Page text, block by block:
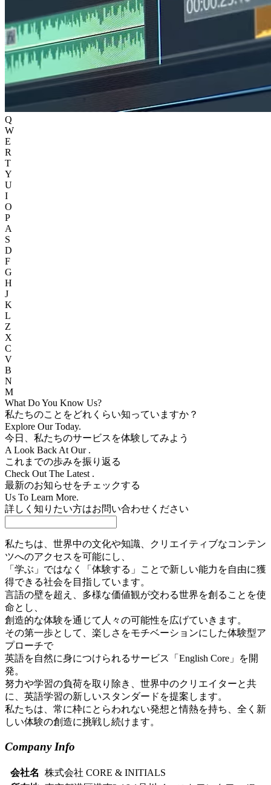
Q
W
E
R
T
Y
U
I
O
P
A
S
D
F
G
H
J
K
L
Z
X
C
V
B
N
M
What Do You Know Us?
私たちのことをどれくらい知っていますか？
Explore OurToday.
今日、私たちのサービスを体験してみよう
A Look Back At Our .
これまでの歩みを振り返る
Check Out The Latest .
最新のお知らせをチェックする
Us To Learn More.
詳しく知りたい方はお問い合わせください
私たちは、世界中の文化や知識、クリエイティブなコンテン
ツへのアクセスを可能にし、
「学ぶ」ではなく「体験する」ことで新しい能力を自由に獲
得できる社会を目指しています。
言語の壁を超え、多様な価値観が交わる世界を創ることを使
命とし、
創造的な体験を通じて人々の可能性を広げていきます。
その第一歩として、楽しさをモチベーションにした体験型ア
プローチで
英語を自然に身につけられるサービス「English Core」を開
発。
努力や学習の負荷を取り除き、世界中のクリエイターと共
に、英語学習の新しいスタンダードを提案します。
私たちは、常に枠にとらわれない発想と情熱を持ち、全く新
しい体験の創造に挑戦し続けます。
Company Info
会社名
株式会社 CORE & INITIALS